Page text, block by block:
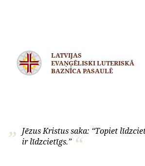
LATVIJAS
EVAŅĢĒLISKI LUTERISKĀ
BAZNĪCA PASAULĒ
Jēzus Kristus saka: “Topiet
ir līdzcietīgs.”